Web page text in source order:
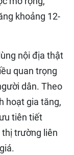
khoảng 12-
nội địa thật
quan trọng
dân. Theo
hoạt gia tăng,
tiên tiết
thị trường liên